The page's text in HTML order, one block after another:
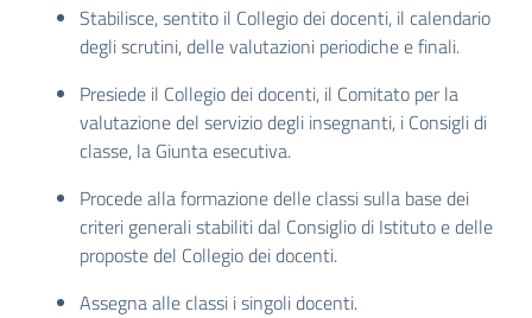
Stabilisce, sentito il Collegio dei docenti, il calendario
degli scrutini, delle valutazioni periodiche e finali.
Presiede il Collegio dei docenti, il Comitato per la
valutazione del servizio degli insegnanti, i Consigli di
classe, la Giunta esecutiva.
Procede alla formazione delle classi sulla base dei
criteri generali stabiliti dal Consiglio di Istituto e delle
proposte del Collegio dei docenti.
Assegna alle classi i singoli docenti.